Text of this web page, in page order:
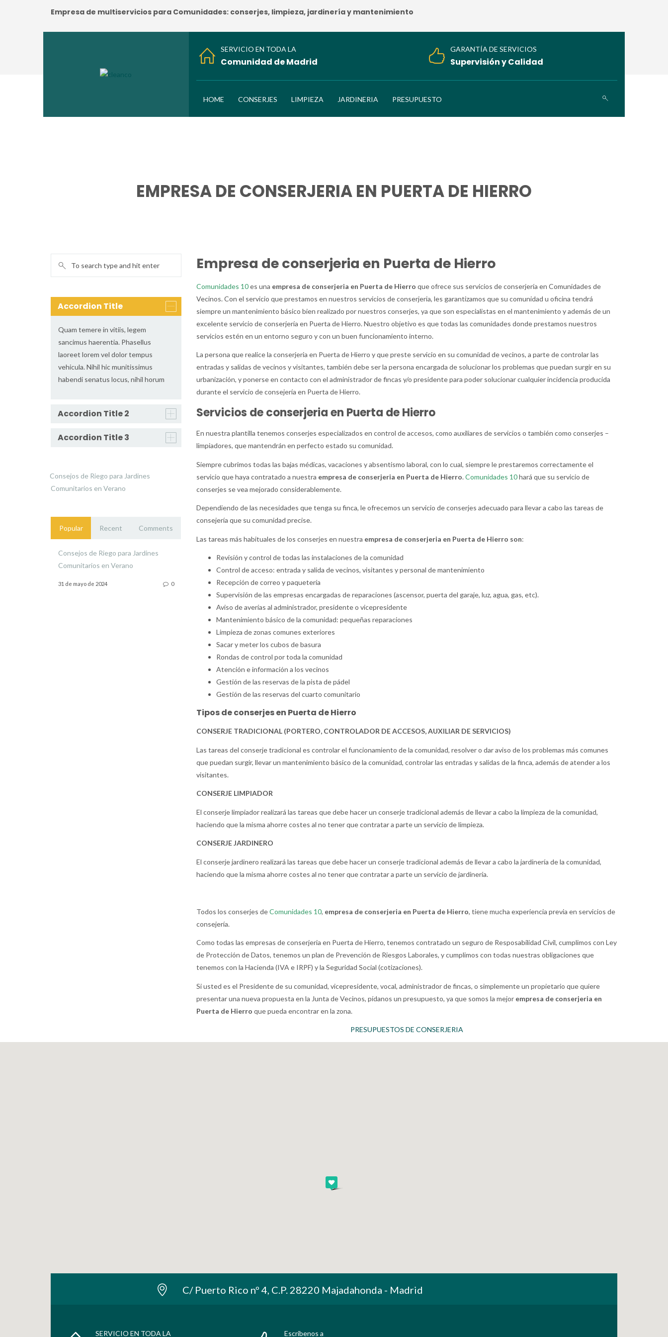
Empresa de multiservicios para Comunidades: conserjes, limpieza, jardinería y mantenimiento
SERVICIO EN TODA LA
Comunidad de Madrid
GARANTÍA DE SERVICIOS
Supervisión y Calidad
HOME CONSERJES LIMPIEZA JARDINERIA PRESUPUESTO
EMPRESA DE CONSERJERIA EN PUERTA DE HIERRO
Empresa de conserjeria en Puerta de Hierro
Comunidades 10es una empresa de conserjeria en Puerta de Hierro que ofrece sus servicios de conserjería en Comunidades de
Vecinos. Con el servicio que prestamos en nuestros servicios de conserjeria, les garantizamos que su comunidad u oficina tendrá
siempre un mantenimiento básico bien realizado por nuestros conserjes, ya que son especialistas en el mantenimiento y además de un
excelente servicio de conserjería en Puerta de Hierro. Nuestro objetivo es que todas las comunidades donde prestamos nuestros
servicios estén en un entorno seguro y con un buen funcionamiento interno.
La persona que realice la conserjeria en Puerta de Hierro y que preste servicio en su comunidad de vecinos, a parte de controlar las
entradas y salidas de vecinos y visitantes, también debe ser la persona encargada de solucionar los problemas que puedan surgir en su
urbanización, y ponerse en contacto con el administrador de fincas y/o presidente para poder solucionar cualquier incidencia producida
durante el servicio de consejería en Puerta de Hierro.
Servicios de conserjeria en Puerta de Hierro
En nuestra plantilla tenemos conserjes especializados en control de accesos, como auxiliares de servicios o también como conserjes –
limpiadores, que mantendrán en perfecto estado su comunidad.
Siempre cubrimos todas las bajas médicas, vacaciones y absentismo laboral, con lo cual, siempre le prestaremos correctamente el
servicio que haya contratado a nuestra empresa de conserjeria en Puerta de Hierro.Comunidades 10hará que su servicio de
conserjes se vea mejorado considerablemente.
Dependiendo de las necesidades que tenga su finca, le ofrecemos un servicio de conserjes adecuado para llevar a cabo las tareas de
consejería que su comunidad precise.
Las tareas más habituales de los conserjes en nuestra empresa de conserjeria en Puerta de Hierro son:
Revisión y control de todas las instalaciones de la comunidad
Control de acceso: entrada y salida de vecinos, visitantes y personal de mantenimiento
Recepción de correo y paquetería
Supervisión de las empresas encargadas de reparaciones (ascensor, puerta del garaje, luz, agua, gas, etc).
Aviso de averías al administrador, presidente o vicepresidente
Mantenimiento básico de la comunidad: pequeñas reparaciones
Limpieza de zonas comunes exteriores
Sacar y meter los cubos de basura
Rondas de control por toda la comunidad
Atención e información a los vecinos
Gestión de las reservas de la pista de pádel
Gestión de las reservas del cuarto comunitario
Tipos de conserjes en Puerta de Hierro
CONSERJE TRADICIONAL (PORTERO, CONTROLADOR DE ACCESOS, AUXILIAR DE SERVICIOS)
Las tareas del conserje tradicional es controlar el funcionamiento de la comunidad, resolver o dar aviso de los problemas más comunes
que puedan surgir, llevar un mantenimiento básico de la comunidad, controlar las entradas y salidas de la finca, además de atender a los
visitantes.
CONSERJE LIMPIADOR
El conserje limpiador realizará las tareas que debe hacer un conserje tradicional además de llevar a cabo la limpieza de la comunidad,
haciendo que la misma ahorre costes al no tener que contratar a parte un servicio de limpieza.
CONSERJE JARDINERO
El conserje jardinero realizará las tareas que debe hacer un conserje tradicional además de llevar a cabo la jardinería de la comunidad,
haciendo que la misma ahorre costes al no tener que contratar a parte un servicio de jardinería.
Todos los conserjes deComunidades 10, empresa de conserjeria en Puerta de Hierro, tiene mucha experiencia previa en servicios de
consejería.
Como todas las empresas de conserjeria en Puerta de Hierro, tenemos contratado un seguro de Resposabilidad Civil, cumplimos con Ley
de Protección de Datos, tenemos un plan de Prevención de Riesgos Laborales, y cumplimos con todas nuestras obligaciones que
tenemos con la Hacienda (IVA e IRPF) y la Seguridad Social (cotizaciones).
Si usted es el Presidente de su comunidad, vicepresidente, vocal, administrador de fincas, o simplemente un propietario que quiere
presentar una nueva propuesta en la Junta de Vecinos, pídanos un presupuesto, ya que somos la mejor empresa de conserjeria en
Puerta de Hierro que pueda encontrar en la zona.
PRESUPUESTOS DE CONSERJERIA
Accordion Title
Quam temere in vitiis, legem
sancimus haerentia. Phasellus
laoreet lorem vel dolor tempus
vehicula. Nihil hic munitissimus
habendi senatus locus, nihil horum
Accordion Title 2
Accordion Title 3
Consejos de Riego para Jardines
Comunitarios en Verano
Popular Recent Comments
Consejos de Riego para Jardines
Comunitarios en Verano
31 de mayo de 2024 0
C/ Puerto Rico nº 4, C.P. 28220 Majadahonda - Madrid
SERVICIO EN TODA LA Escribenos a